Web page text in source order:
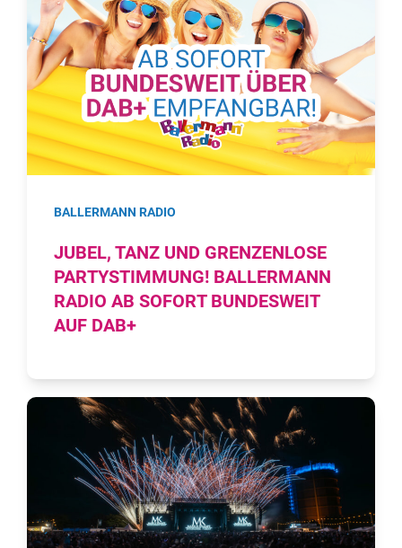
BALLERMANN RADIO
JUBEL, TANZ UND GRENZENLOSE
PARTYSTIMMUNG! BALLERMANN
RADIO AB SOFORT BUNDESWEIT
AUF DAB+